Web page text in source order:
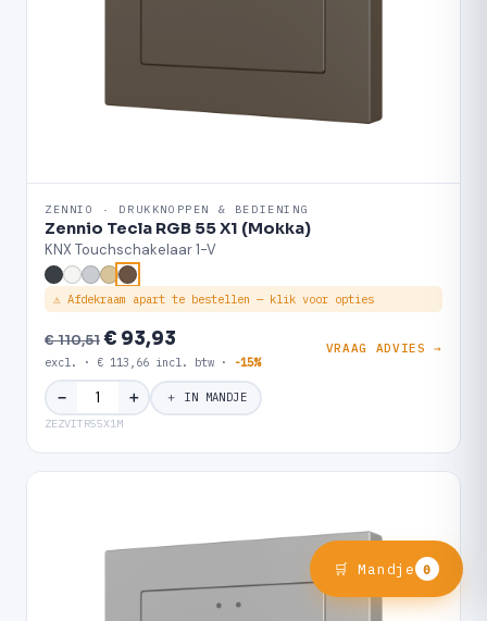
ZENNIO · DRUKKNOPPEN & BEDIENING
Zennio Tecla RGB 55 X1 (Mokka)
KNX Touchschakelaar 1-V
⚠ Afdekraam apart te bestellen — klik voor opties
€ 110,51€ 93,93
excl. · € 113,66 incl. btw · -15%
VRAAG ADVIES →
− ＋ ＋ IN MANDJE
ZEZVITR55X1M
🛒 Mandje 0